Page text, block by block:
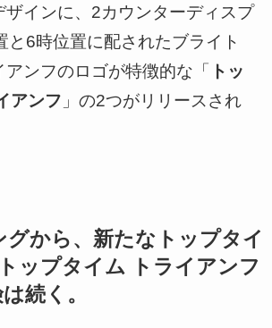
ザインに、2カウンターディスプ
と6時位置に配されたブライト
アンフのロゴが特徴的な「 トッ
アンフ 」の2つがリリースされ
グから、新たなトップタイ
ップタイム トライアンフ
続く。